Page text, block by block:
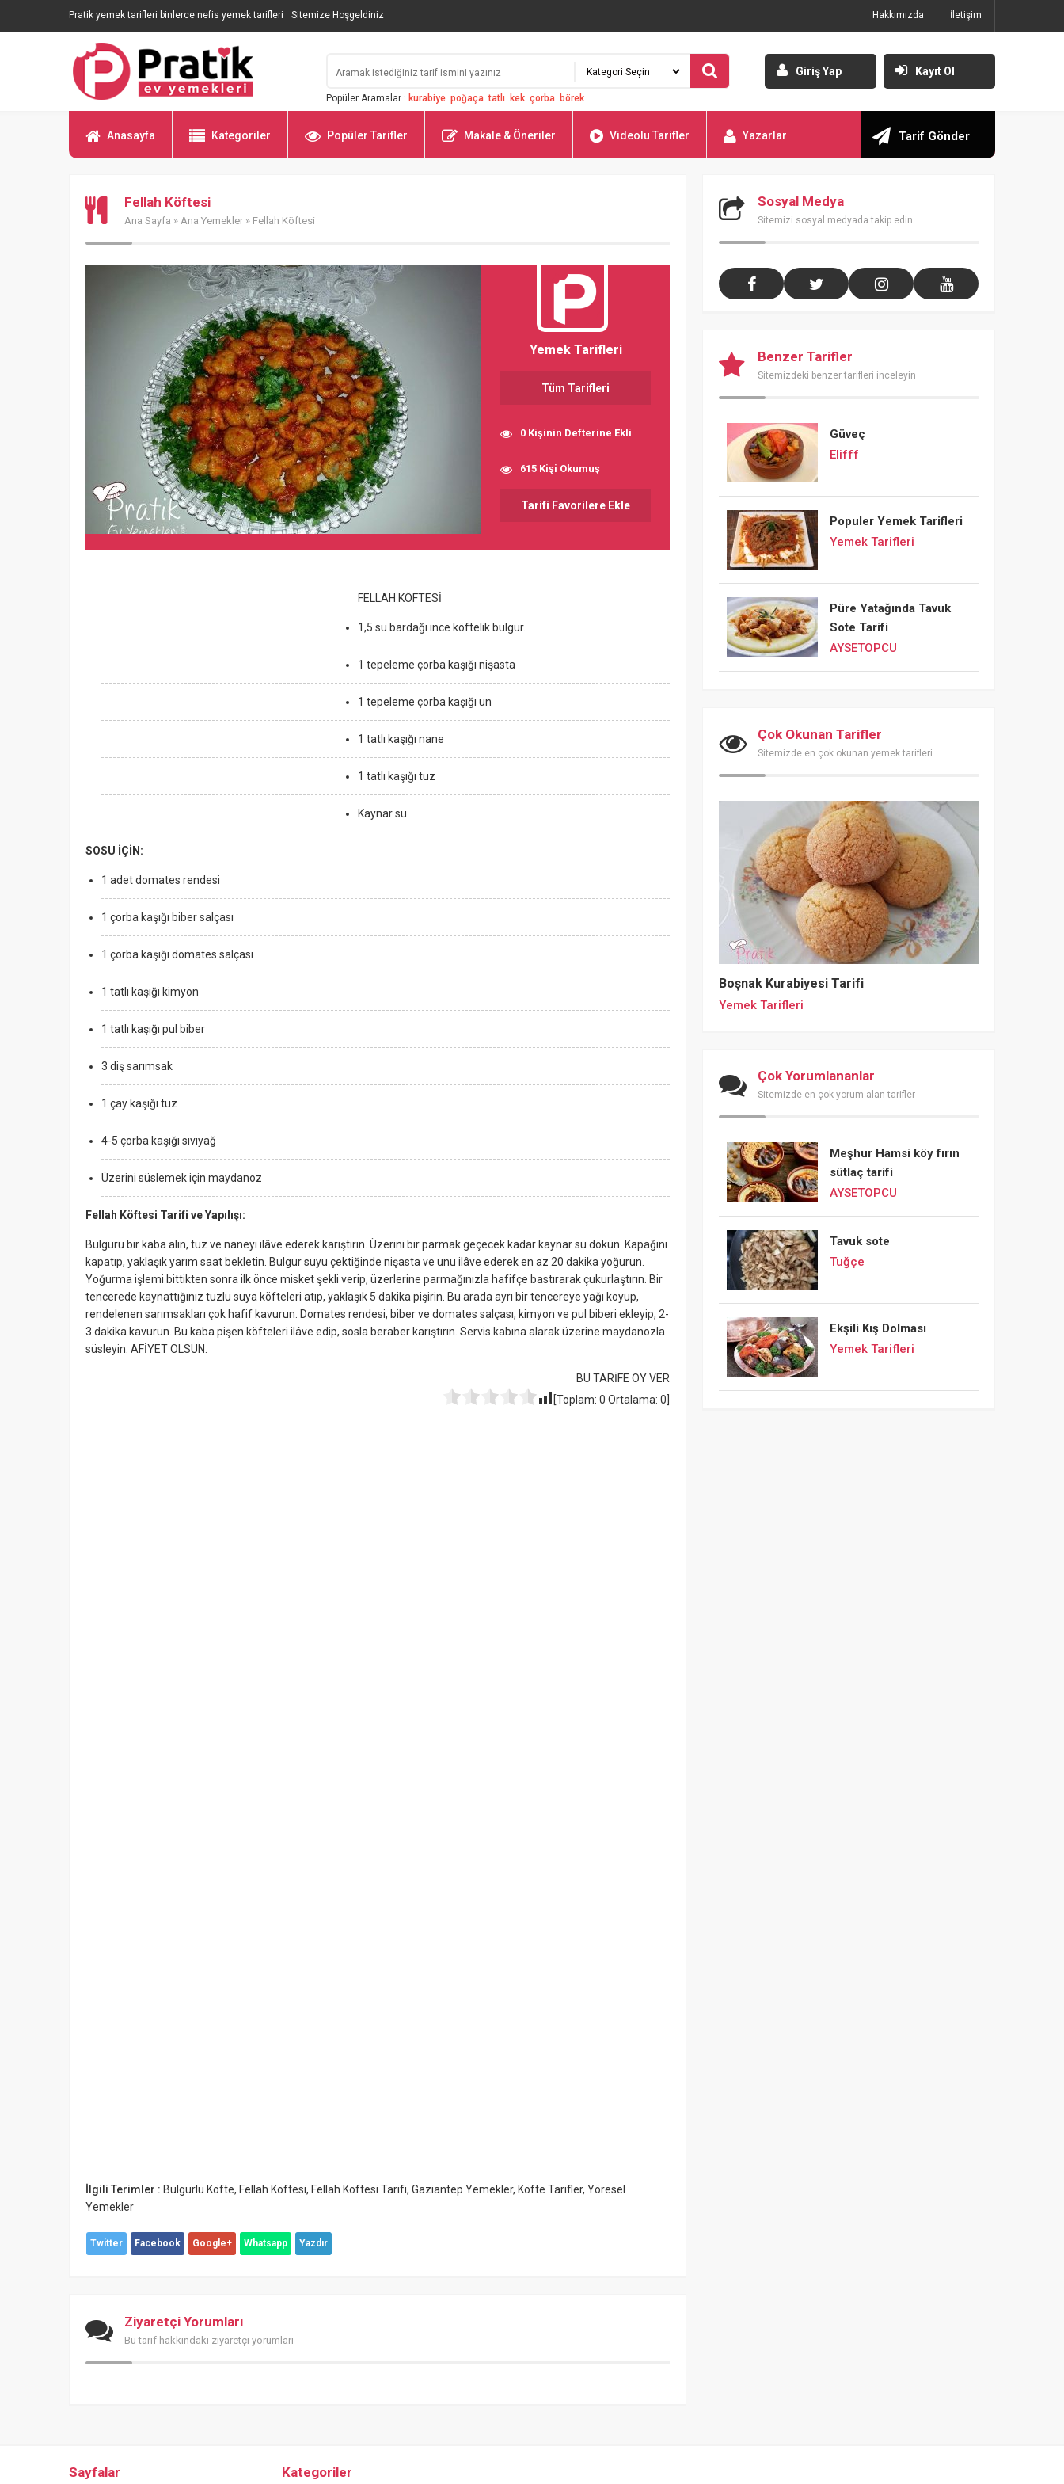
Pratik yemek tarifleri binlerce nefis yemek tarifleri Sitemize Hoşgeldiniz Hakkımızda İletişim
Popüler Aramalar : kurabiye poğaça tatlı kek çorba börek
Giriş Yap Kayıt Ol
Anasayfa Kategoriler Popüler Tarifler Makale & Öneriler Videolu Tarifler Yazarlar Tarif Gönder
Fellah Köftesi
Ana Sayfa » Ana Yemekler » Fellah Köftesi
Yemek Tarifleri
Tüm Tarifleri
0 Kişinin Defterine Ekli
615 Kişi Okumuş
Tarifi Favorilere Ekle
FELLAH KÖFTESİ
1,5 su bardağı ince köftelik bulgur.
1 tepeleme çorba kaşığı nişasta
1 tepeleme çorba kaşığı un
1 tatlı kaşığı nane
1 tatlı kaşığı tuz
Kaynar su
SOSU İÇİN:
1 adet domates rendesi
1 çorba kaşığı biber salçası
1 çorba kaşığı domates salçası
1 tatlı kaşığı kimyon
1 tatlı kaşığı pul biber
3 diş sarımsak
1 çay kaşığı tuz
4-5 çorba kaşığı sıvıyağ
Üzerini süslemek için maydanoz
Fellah Köftesi Tarifi ve Yapılışı:
Bulguru bir kaba alın, tuz ve naneyi ilâve ederek karıştırın. Üzerini bir parmak geçecek kadar kaynar su dökün. Kapağını
kapatıp, yaklaşık yarım saat bekletin. Bulgur suyu çektiğinde nişasta ve unu ilâve ederek en az 20 dakika yoğurun.
Yoğurma işlemi bittikten sonra ilk önce misket şekli verip, üzerlerine parmağınızla hafifçe bastırarak çukurlaştırın. Bir
tencerede kaynattığınız tuzlu suya köfteleri atıp, yaklaşık 5 dakika pişirin. Bu arada ayrı bir tencereye yağı koyup,
rendelenen sarımsakları çok hafif kavurun. Domates rendesi, biber ve domates salçası, kimyon ve pul biberi ekleyip, 2-
3 dakika kavurun. Bu kaba pişen köfteleri ilâve edip, sosla beraber karıştırın. Servis kabına alarak üzerine maydanozla
süsleyin. AFİYET OLSUN.
BU TARİFE OY VER
[Toplam: 0 Ortalama: 0
İlgili Terimler : Bulgurlu Köfte, Fellah Köftesi, Fellah Köftesi Tarifi, Gaziantep Yemekler, Köfte Tarifler, Yöresel
Yemekler
Twitter Facebook Google+ Whatsapp Yazdır
Ziyaretçi Yorumları
Bu tarif hakkındaki ziyaretçi yorumları
Sosyal Medya
Sitemizi sosyal medyada takip edin
Benzer Tarifler
Sitemizdeki benzer tarifleri inceleyin
Güveç
Elifff
Populer Yemek Tarifleri
Yemek Tarifleri
Püre Yatağında Tavuk
Sote Tarifi
AYSETOPCU
Çok Okunan Tarifler
Sitemizde en çok okunan yemek tarifleri
Boşnak Kurabiyesi Tarifi
Yemek Tarifleri
Çok Yorumlananlar
Sitemizde en çok yorum alan tarifler
Meşhur Hamsi köy fırın
sütlaç tarifi
AYSETOPCU
Tavuk sote
Tuğçe
Ekşili Kış Dolması
Yemek Tarifleri
Sayfalar Kategoriler